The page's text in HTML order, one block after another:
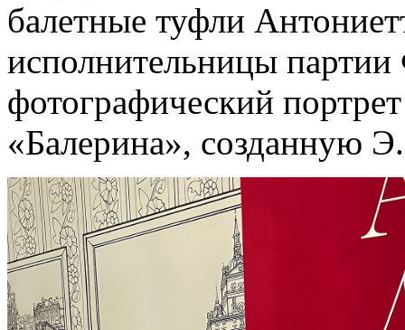
балетные туфли
исполнительницы
фотографический
«Балерина», созданную